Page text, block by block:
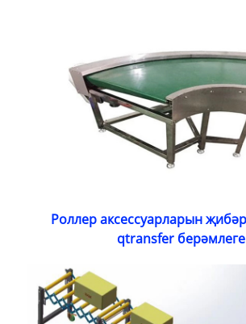
Роллер аксессуарларын
qtransfer берәмлеге